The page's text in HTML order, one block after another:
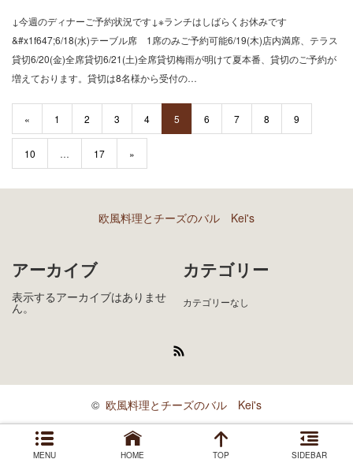
↓今週のディナーご予約状況です↓※ランチはしばらくお休みです
&#x1f647;6/18(水)テーブル席 1席のみご予約可能6/19(木)店内満席、テラス
貸切6/20(金)全席貸切6/21(土)全席貸切梅雨が明けて夏本番、貸切のご予約が
増えております。貸切は8名様から受付の…
« 1 2 3 4 5 6 7 8 9
10 … 17 »
欧風料理とチーズのバル Kei's
アーカイブ
表示するアーカイブはありませ
ん。
カテゴリー
カテゴリーなし
MENU HOME TOP SIDEBAR
© 欧風料理とチーズのバル Kei's